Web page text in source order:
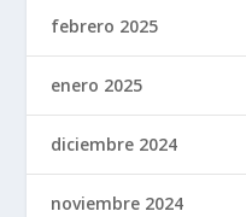
febrero 2025
enero 2025
diciembre 2024
noviembre 2024